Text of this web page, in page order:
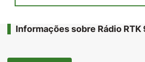
Informações sobre Rádio RTK